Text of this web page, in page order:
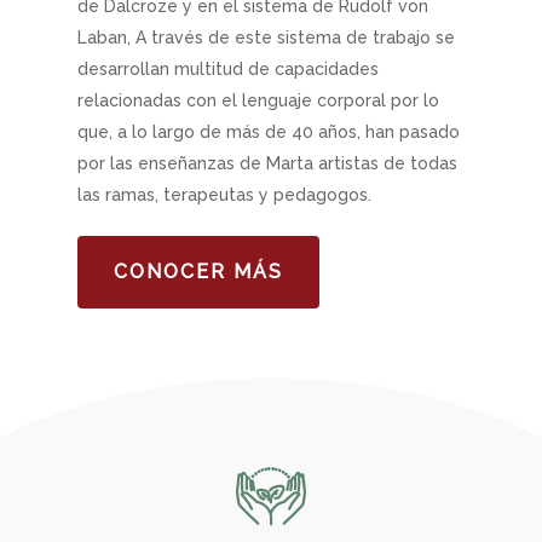
de Dalcroze y en el sistema de Rudolf von
Laban, A través de este sistema de trabajo se
desarrollan multitud de capacidades
relacionadas con el lenguaje corporal por lo
que, a lo largo de más de 40 años, han pasado
por las enseñanzas de Marta artistas de todas
las ramas, terapeutas y pedagogos.
CONOCER MÁS